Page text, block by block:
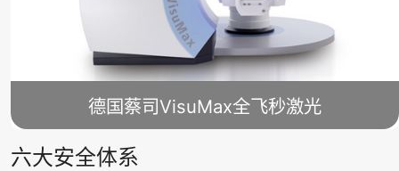
德国蔡司VisuMax全飞秒激光
六大安全体系